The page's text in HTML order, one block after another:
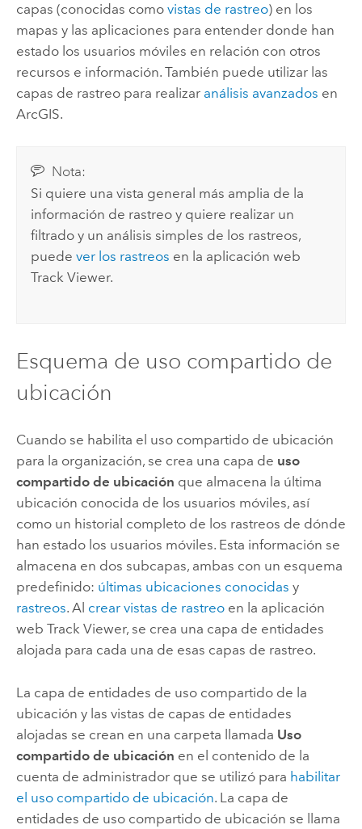
capas (conocidas como vistas de rastreo) en los
mapas y las aplicaciones para entender donde han
estado los usuarios móviles en relación con otros
recursos e información. También puede utilizar las
capas de rastreo para realizar análisis avanzados en
ArcGIS.
Nota:
Si quiere una vista general más amplia de la
información de rastreo y quiere realizar un
filtrado y un análisis simples de los rastreos,
puedever los rastreos en la aplicación web
Track Viewer.
Esquema de uso compartido de
ubicación
Cuando se habilita el uso compartido de ubicación
para la organización, se crea una capa de uso
compartido de ubicación que almacena la última
ubicación conocida de los usuarios móviles, así
como un historial completo de los rastreos de dónde
han estado los usuarios móviles.Esta información se
almacena en dos subcapas, ambas con un esquema
predefinido: últimas ubicaciones conocidas y
rastreos.Al crear vistas de rastreoen la aplicación
web Track Viewer, se crea una capa de entidades
alojada para cada una de esas capas de rastreo.
La capa de entidades de uso compartido de la
ubicación y las vistas de capas de entidades
alojadas se crean en una carpeta llamada Uso
compartido de ubicación en el contenido de la
cuenta de administrador que se utilizó para habilitar
el uso compartido de ubicación. La capa de
entidades de uso compartido de ubicación se llama